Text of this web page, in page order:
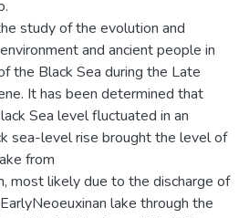
study of the evolution and
and ancient people in
the Black Sea during the Late
It has been determined that
Sea level fluctuated in an
sea-level rise brought the level of
from
most likely due to the discharge of
lake through the